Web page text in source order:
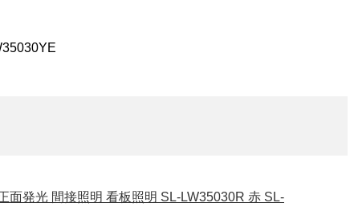
面発光 間接照明 看板照明 SL-LW35030R 赤 SL-